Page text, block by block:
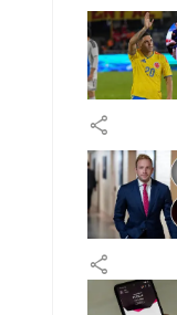
share
share